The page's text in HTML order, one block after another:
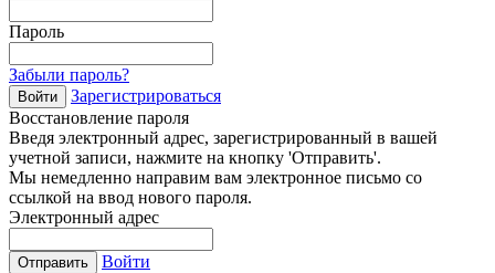
Пароль
Забыли пароль?
Войти
Зарегистрироваться
Восстановление пароля
Введя электронный адрес, зарегистрированный в вашей
учетной записи, нажмите на кнопку 'Отправить'.
Мы немедленно направим вам электронное письмо со
ссылкой на ввод нового пароля.
Электронный адрес
Отправить
Войти